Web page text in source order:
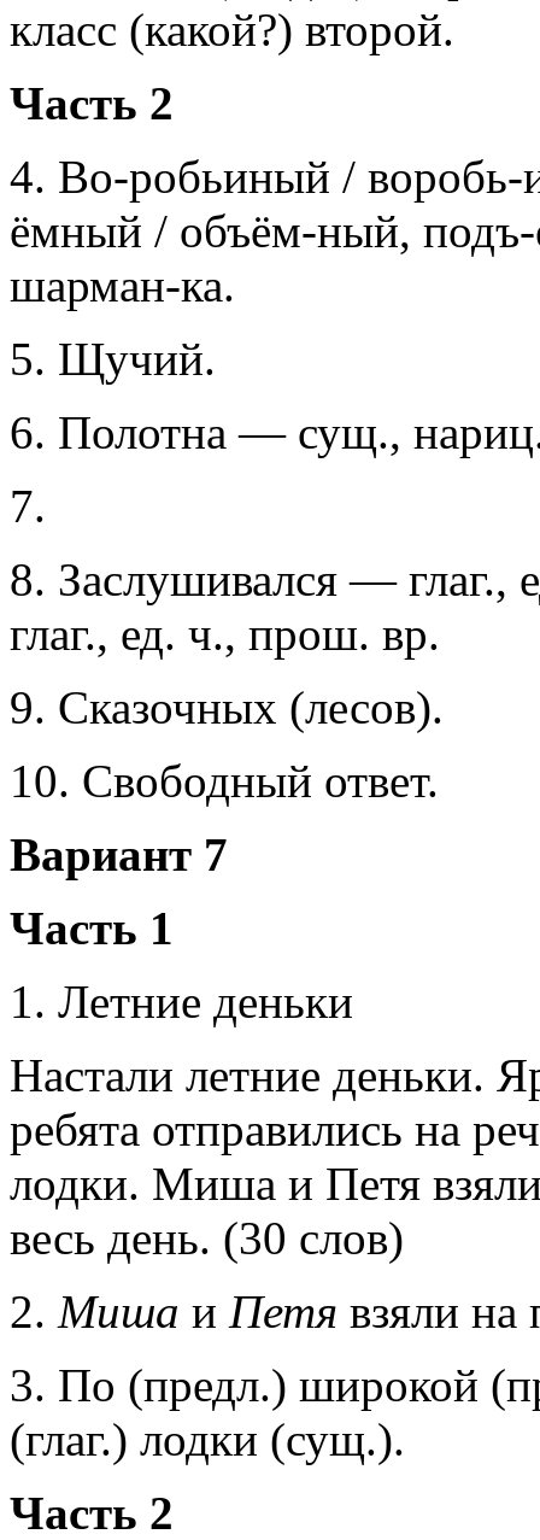
класс (какой?) второй.
Часть 2
4. Во-робьиный /
ёмный / объём-ный,
шарман-ка.
5. Щучий.
6. Полотна — сущ.,
7.
8. Заслушивался —
глаг., ед. ч., прош. вр.
9. Сказочных (лесов).
10. Свободный ответ.
Вариант 7
Часть 1
1. Летние деньки
Настали летние деньки.
ребята отправились на
лодки. Миша и Петя
весь день. (30 слов)
2. Миша и Петя взяли
3. По (предл.) широкой
(глаг.) лодки (сущ.).
Часть 2